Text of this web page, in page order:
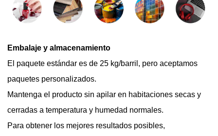
Embalaje y almacenamiento
El paquete estándar es de 25 kg/barril, pero aceptamos
paquetes personalizados.
Mantenga el producto sin apilar en habitaciones secas y
cerradas a temperatura y humedad normales.
Para obtener los mejores resultados posibles,